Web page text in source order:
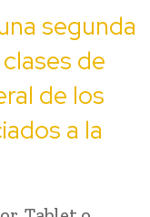
segunda
de
de los
a la